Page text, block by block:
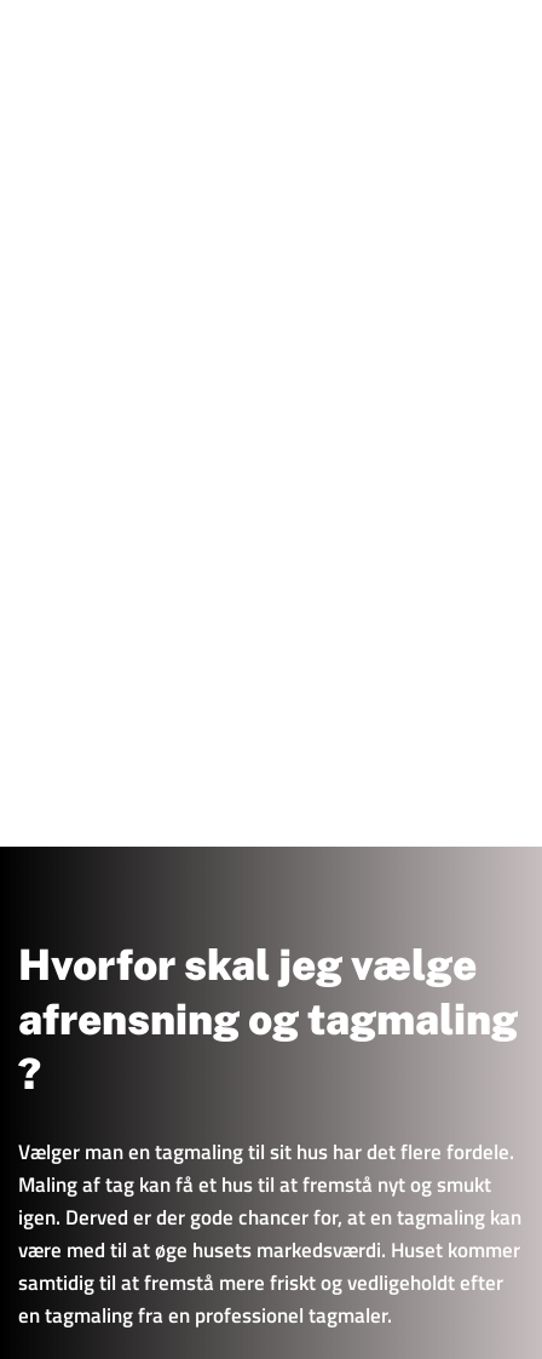
Hvorfor skal jeg vælge
afrensning og tagmaling
?
Vælger man en tagmaling til sit hus har det flere fordele.
Maling af tag kan få et hus til at fremstå nyt og smukt
igen. Derved er der gode chancer for, at en tagmaling kan
være med til at øge husets markedsværdi. Huset kommer
samtidig til at fremstå mere friskt og vedligeholdt efter
en tagmaling fra en professionel tagmaler.